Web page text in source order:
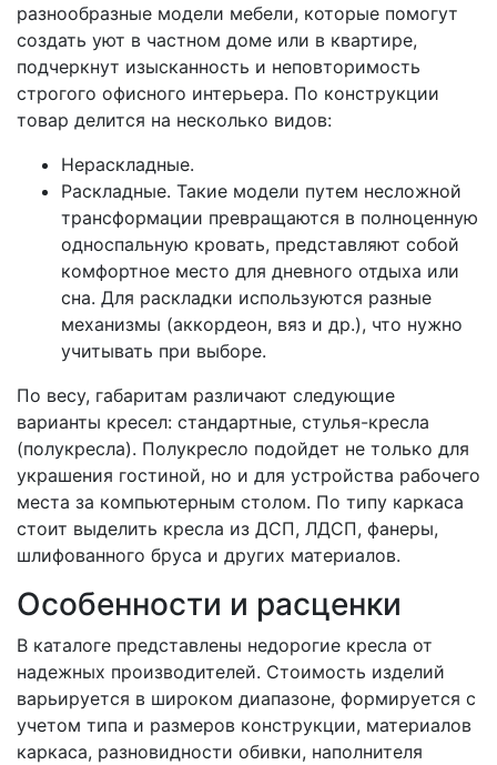
разнообразные модели мебели, которые помогут
создать уют в частном доме или в квартире,
подчеркнут изысканность и неповторимость
строгого офисного интерьера. По конструкции
товар делится на несколько видов:
Нераскладные.
Раскладные. Такие модели путем несложной
трансформации превращаются в полноценную
односпальную кровать, представляют собой
комфортное место для дневного отдыха или
сна. Для раскладки используются разные
механизмы (аккордеон, вяз и др.), что нужно
учитывать при выборе.
По весу, габаритам различают следующие
варианты кресел: стандартные, стулья-кресла
(полукресла). Полукресло подойдет не только для
украшения гостиной, но и для устройства рабочего
места за компьютерным столом. По типу каркаса
стоит выделить кресла из ДСП, ЛДСП, фанеры,
шлифованного бруса и других материалов.
Особенности и расценки
В каталоге представлены недорогие кресла от
надежных производителей. Стоимость изделий
варьируется в широком диапазоне, формируется с
учетом типа и размеров конструкции, материалов
каркаса, разновидности обивки, наполнителя